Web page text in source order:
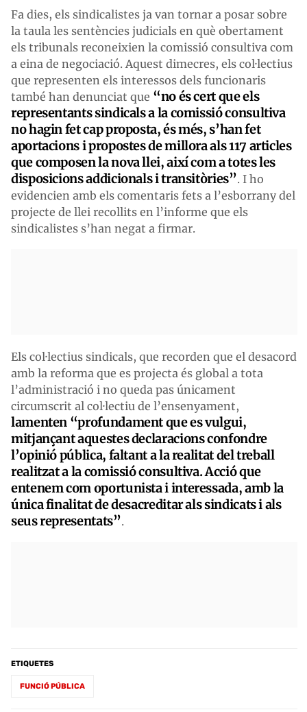
Fa dies, els sindicalistes ja van tornar a posar sobre
la taula les sentències judicials en què obertament
els tribunals reconeixien la comissió consultiva com
a eina de negociació. Aquest dimecres, els col·lectius
que representen els interessos dels funcionaris
també han denunciat que “no és cert que els
representants sindicals a la comissió consultiva
no hagin fet cap proposta, és més, s’han fet
aportacions i propostes de millora als 117 articles
que composen la nova llei, així com a totes les
disposicions addicionals i transitòries”. I ho
evidencien amb els comentaris fets a l’esborrany del
projecte de llei recollits en l’informe que els
sindicalistes s’han negat a firmar.
Els col·lectius sindicals, que recorden que el desacord
amb la reforma que es projecta és global a tota
l’administració i no queda pas únicament
circumscrit al col·lectiu de l’ensenyament,
lamenten “profundament que es vulgui,
mitjançant aquestes declaracions confondre
l’opinió pública, faltant a la realitat del treball
realitzat a la comissió consultiva. Acció que
entenem com oportunista i interessada, amb la
única finalitat de desacreditar als sindicats i als
seus representats”.
ETIQUETES
FUNCIÓ PÚBLICA